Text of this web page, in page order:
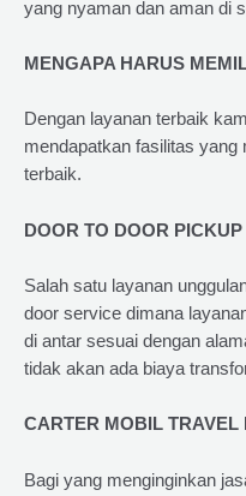
yang nyaman dan aman di
MENGAPA HARUS
Dengan layanan terbaik
mendapatkan fasilitas yang
terbaik.
DOOR TO DOOR
Salah satu layanan
door service dimana
di antar sesuai dengan
tidak akan ada biaya
CARTER MOBIL TRAVEL
Bagi yang menginginkan